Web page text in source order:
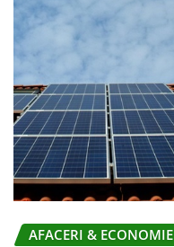
AFACERI & ECONOMIE